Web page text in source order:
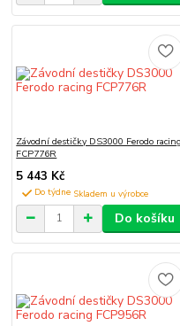
Závodní destičky DS3000 Ferodo racing
FCP776R
5 443 Kč
Do týdne
Do košíku